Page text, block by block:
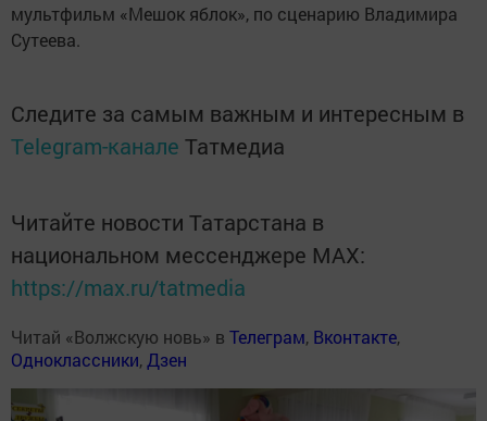
мультфильм «Мешок яблок», по сценарию Владимира
Сутеева.
Следите за самым важным и интересным в
Telegram-канале Татмедиа
Читайте новости Татарстана в
национальном мессенджере MАХ:
https://max.ru/tatmedia
Читай «Волжскую новь» в Телеграм, Вконтакте,
Одноклассники, Дзен